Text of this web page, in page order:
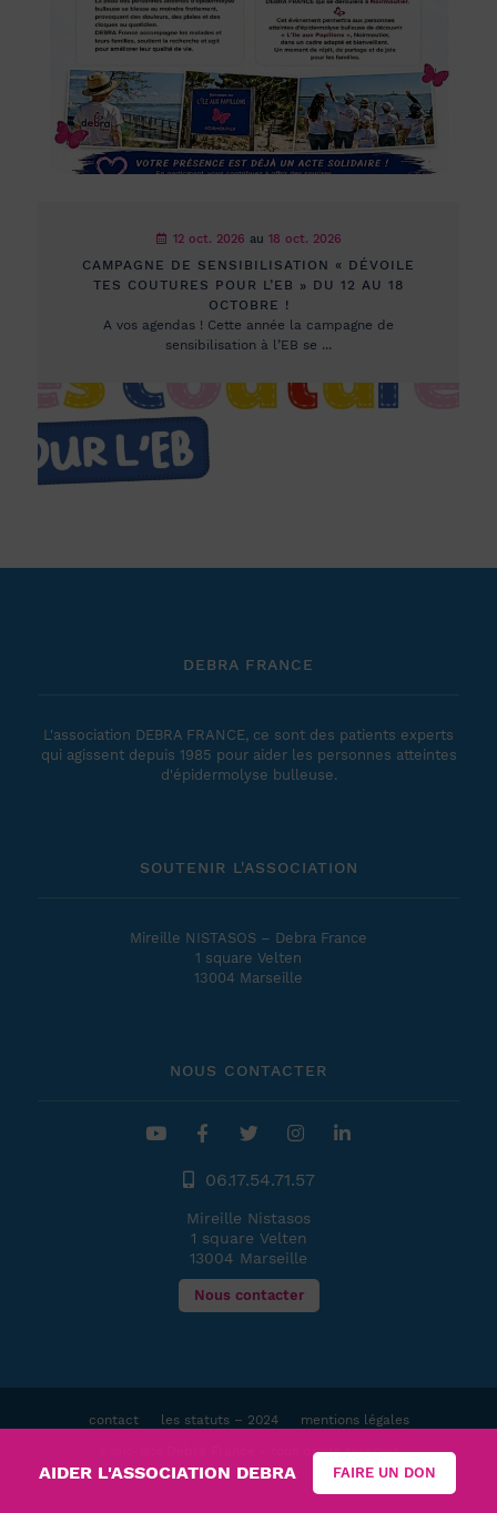
12 oct. 2026 au 18 oct. 2026
CAMPAGNE DE SENSIBILISATION « DÉVOILE
TES COUTURES POUR L’EB » DU 12 AU 18
OCTOBRE !
A vos agendas ! Cette année la campagne de
sensibilisation à l’EB se ...
DEBRA FRANCE
L'association DEBRA FRANCE, ce sont des patients experts
qui agissent depuis 1985 pour aider les personnes atteintes
d'épidermolyse bulleuse.
SOUTENIR L'ASSOCIATION
Mireille NISTASOS – Debra France
1 square Velten
13004 Marseille
NOUS CONTACTER
06.17.54.71.57
Mireille Nistasos
1 square Velten
13004 Marseille
Nous contacter
contact les statuts – 2024 mentions légales
Debra France - tous droits réservés
AIDER L'ASSOCIATION DEBRA FAIRE UN DON